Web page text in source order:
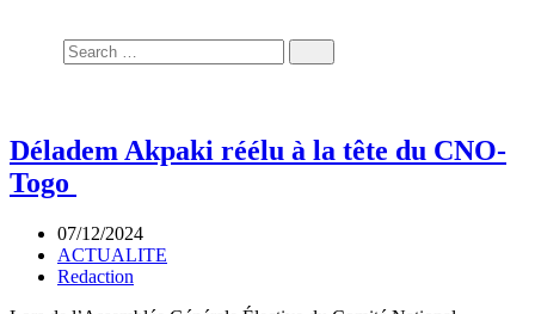
Déladem Akpaki réélu à la tête du CNO-
Togo
07/12/2024
ACTUALITE
Redaction